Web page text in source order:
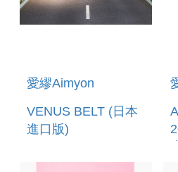
愛繆Aimyon
VENUS BELT (日本
進口版)